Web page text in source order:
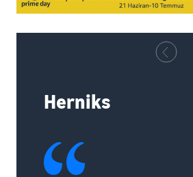
Herniks